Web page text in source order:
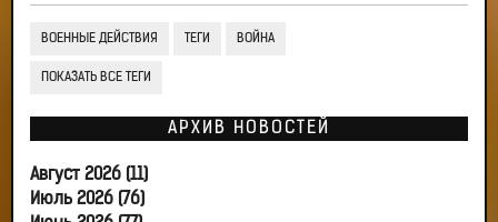
ВОЕННЫЕ ДЕЙСТВИЯ ТЕГИ ВОЙНА
ПОКАЗАТЬ ВСЕ ТЕГИ
АРХИВ НОВОСТЕЙ
Август 2026 (11)
Июль 2026 (76)